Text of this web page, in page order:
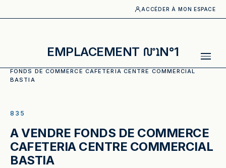
ACCÉDER À MON ESPACE
EMPLACEMENT N°1
FONDS DE COMMERCE CAFETERIA CENTRE COMMERCIAL
BASTIA
835
A VENDRE FONDS DE COMMERCE
CAFETERIA CENTRE COMMERCIAL
BASTIA